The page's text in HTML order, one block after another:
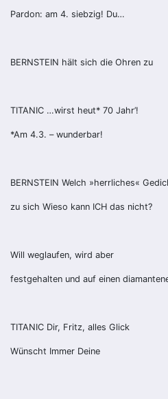
Pardon: am 4. siebzig! Du…
BERNSTEIN hält sich die Ohren zu
TITANIC …wirst heut* 70 Jahr’!
*Am 4.3. – wunderbar!
BERNSTEIN Welch »herrliches«
zu sich Wieso kann ICH das nicht?
Will weglaufen, wird aber
festgehalten und auf einen
TITANIC Dir, Fritz, alles Glick
Wünscht Immer Deine